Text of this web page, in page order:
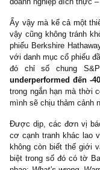
ông còn trẻ tuổi, còn
bại thị trường đủ 14
sánh kịp, không trật
cộng với kết hợp
doanh nghiệp đích
Ấy vậy mà kể cả một
phiếu Berkshire
với danh mục cổ
đó chỉ số chung
underperformed đến